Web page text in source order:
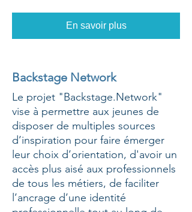
En savoir plus
Backstage Network
Le projet "Backstage.Network"
vise à permettre aux jeunes de
disposer de multiples sources
d’inspiration pour faire émerger
leur choix d’orientation, d'avoir un
accès plus aisé aux professionnels
de tous les métiers, de faciliter
l’ancrage d’une identité